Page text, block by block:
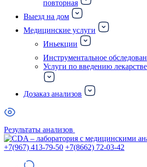
повторная
Выезд на дом
Медицинские услуги
Иньекции
Инструментальное
Услуги по введению
Дозаказ анализов
Результаты анализов
+7(967) 413-79-50 +7(8662) 72-03-42